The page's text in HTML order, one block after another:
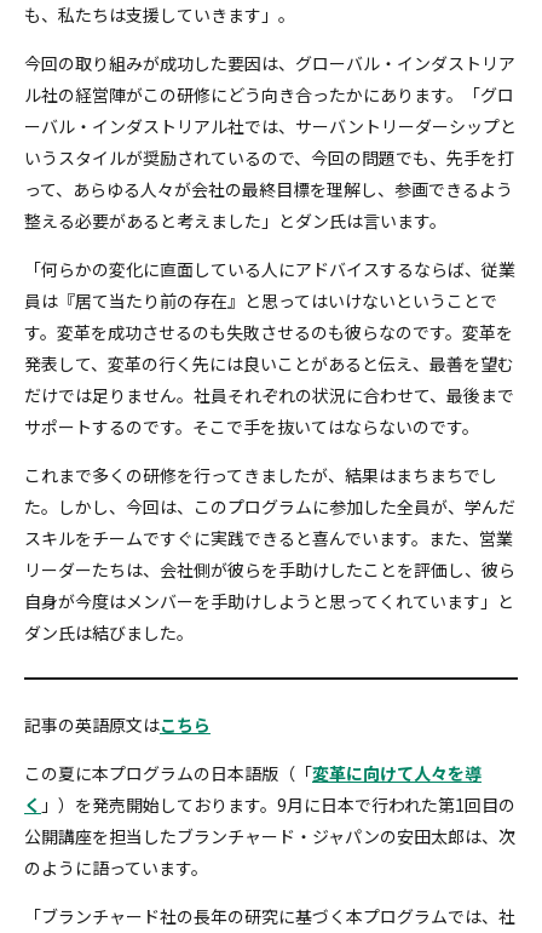
も、私たちは支援していきます」。
今回の取り組みが成功した要因は、グローバル・インダストリア
ル社の経営陣がこの研修にどう向き合ったかにあります。「グロ
ーバル・インダストリアル社では、サーバントリーダーシップと
いうスタイルが奨励されているので、今回の問題でも、先手を打
って、あらゆる人々が会社の最終目標を理解し、参画できるよう
整える必要があると考えました」とダン氏は言います。
「何らかの変化に直面している人にアドバイスするならば、従業
員は『居て当たり前の存在』と思ってはいけないということで
す。変革を成功させるのも失敗させるのも彼らなのです。変革を
発表して、変革の行く先には良いことがあると伝え、最善を望む
だけでは足りません。社員それぞれの状況に合わせて、最後まで
サポートするのです。そこで手を抜いてはならないのです。
これまで多くの研修を行ってきましたが、結果はまちまちでし
た。しかし、今回は、このプログラムに参加した全員が、学んだ
スキルをチームですぐに実践できると喜んでいます。また、営業
リーダーたちは、会社側が彼らを手助けしたことを評価し、彼ら
自身が今度はメンバーを手助けしようと思ってくれています」と
ダン氏は結びました。
記事の英語原文はこちら
この夏に本プログラムの日本語版（「変革に向けて人々を導
く 」）を発売開始しております。9月に日本で行われた第1回目の
公開講座を担当したブランチャード・ジャパンの安田太郎は、次
のように語っています。
「ブランチャード社の長年の研究に基づく本プログラムでは、社